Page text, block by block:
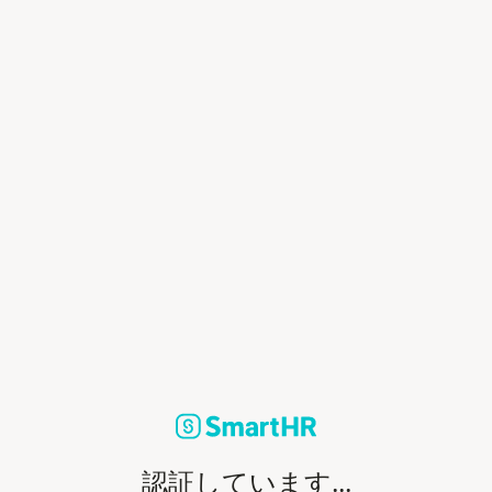
認証しています...